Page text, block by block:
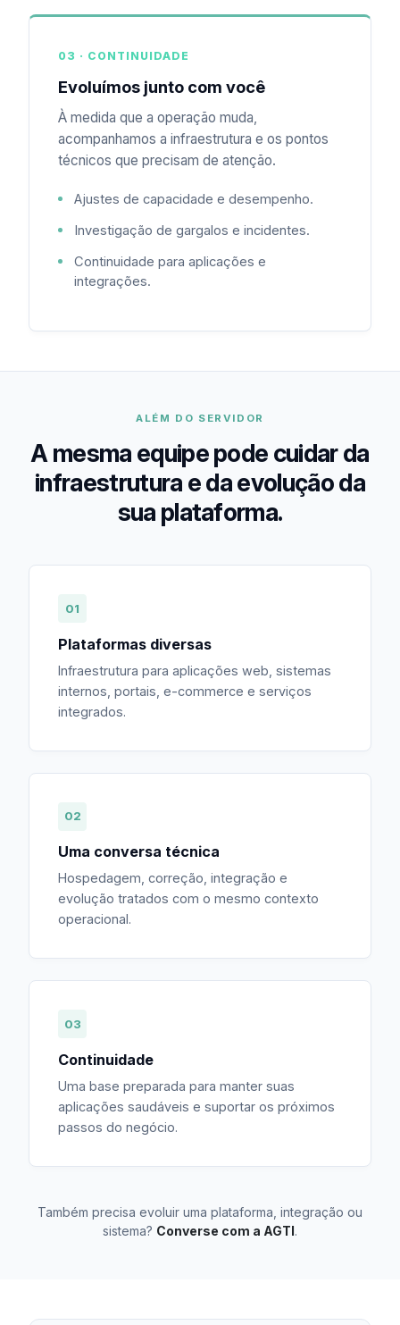
03 · CONTINUIDADE
Evoluímos junto com você
À medida que a operação muda,
acompanhamos a infraestrutura e os pontos
técnicos que precisam de atenção.
Ajustes de capacidade e desempenho.
Investigação de gargalos e incidentes.
Continuidade para aplicações e
integrações.
ALÉM DO SERVIDOR
A mesma equipe pode cuidar da
infraestrutura e da evolução da
sua plataforma.
01
Plataformas diversas
Infraestrutura para aplicações web, sistemas
internos, portais, e-commerce e serviços
integrados.
02
Uma conversa técnica
Hospedagem, correção, integração e
evolução tratados com o mesmo contexto
operacional.
03
Continuidade
Uma base preparada para manter suas
aplicações saudáveis e suportar os próximos
passos do negócio.
Também precisa evoluir uma plataforma, integração ou
sistema? Converse com a AGTI.